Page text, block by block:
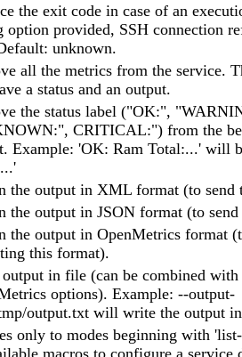
the exit code in case of an
option provided, SSH connection
unknown.
all the metrics from the service.
a status and an output.
the status label ("OK:",
CRITICAL:") from the
Example: 'OK: Ram Total:...' will
the output in XML format (to
the output in JSON format (to
the output in OpenMetrics format
this format).
in file (can be combined
options). Example: --output-
output.txt will write the output
only to modes beginning with
macros to configure a service